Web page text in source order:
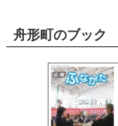
舟形町のブック